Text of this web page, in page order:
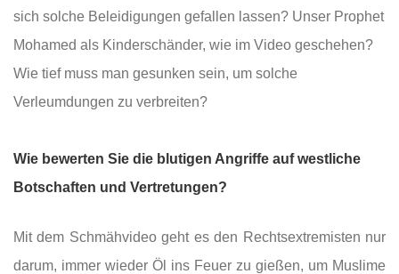
sich solche Beleidigungen gefallen lassen? Unser Prophet
Mohamed als Kinderschänder, wie im Video geschehen?
Wie tief muss man gesunken sein, um solche
Verleumdungen zu verbreiten?
Wie bewerten Sie die blutigen Angriffe auf westliche
Botschaften und Vertretungen?
Mit dem Schmähvideo geht es den Rechtsextremisten nur
darum, immer wieder Öl ins Feuer zu gießen, um Muslime